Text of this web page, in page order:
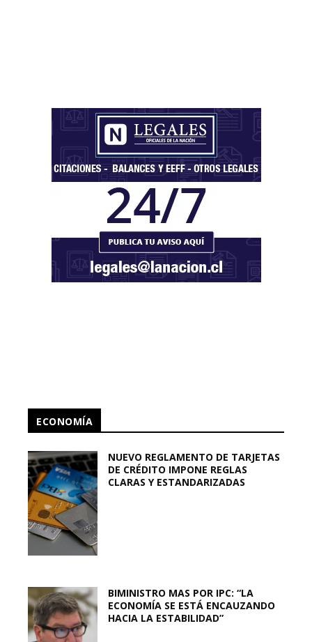
ECONOMÍA
NUEVO REGLAMENTO DE TARJETAS
DE CRÉDITO IMPONE REGLAS
CLARAS Y ESTANDARIZADAS
BIMINISTRO MAS POR IPC: “LA
ECONOMÍA SE ESTÁ ENCAUZANDO
HACIA LA ESTABILIDAD”